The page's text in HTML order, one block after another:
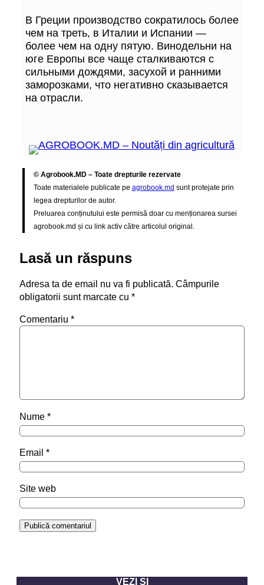
В Греции производство сократилось более
чем на треть, в Италии и Испании —
более чем на одну пятую. Винодельни на
юге Европы все чаще сталкиваются с
сильными дождями, засухой и ранними
заморозками, что негативно сказывается
на отрасли.
© Agrobook.MD – Toate drepturile rezervate
Toate materialele publicate pe agrobook.md sunt protejate prin
legea drepturilor de autor.
Preluarea conținutului este permisă doar cu menționarea sursei
agrobook.md și cu link activ către articolul original.
Lasă un răspuns
Adresa ta de email nu va fi publicată. Câmpurile
obligatorii sunt marcate cu *
Comentariu *
Nume *
Email *
Site web
VEZI ȘI